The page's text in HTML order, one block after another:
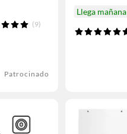
(9)
Patrocinado
Llega mañana